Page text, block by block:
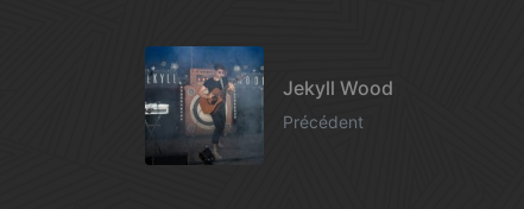
Jekyll Wood
Précédent